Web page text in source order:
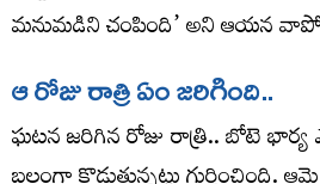
మనుమడిని చంపింది’ అని ఆయన
ఆ రోజు రాత్రి ఏం జరిగింది..
ఘటన జరిగిన రోజు రాత్రి.. బోటె